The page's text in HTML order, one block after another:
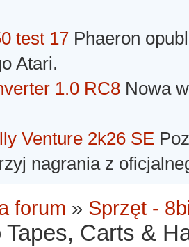
test 17 Phaeron
Atari.
1.0 RC8 Nowa
Venture 2k26 SE
nagrania z
forum » Sprzęt -
Tapes, Carts &